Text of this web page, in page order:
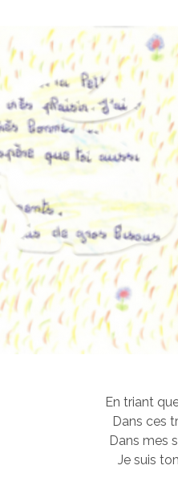
En triant
Dans ces
Dans mes
Je suis